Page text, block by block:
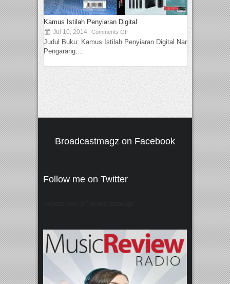
Kamus Istilah Penyiaran Digital
Jul 10, 2014 Comments Off
Judul Buku: Kamus Istilah Penyiaran Digital Nama
Pengarang:...
Broadcastmagz on Facebook
Follow me on Twitter